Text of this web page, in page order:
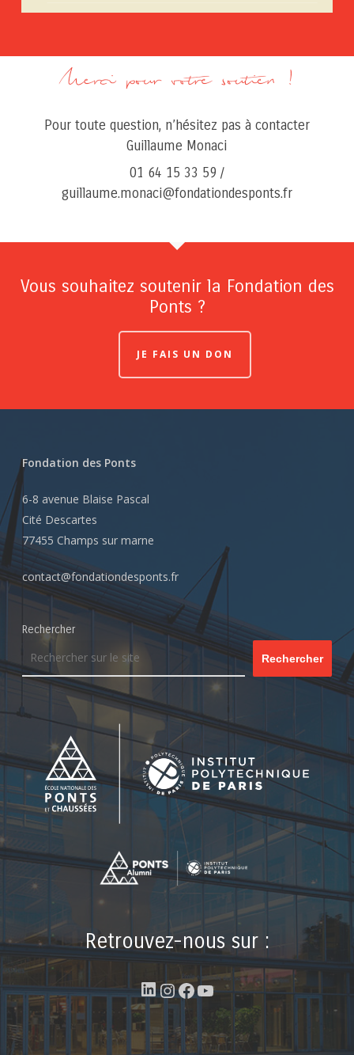
Pour toute question, n’hésitez pas à contacter
Guillaume Monaci
01 64 15 33 59 /
guillaume.monaci@fondationdesponts.fr
Vous souhaitez soutenir la Fondation des
Ponts ?
JE FAIS UN DON
Fondation des Ponts
6-8 avenue Blaise Pascal
Cité Descartes
77455 Champs sur marne
contact@fondationdesponts.fr
Rechercher
Rechercher
Retrouvez-nous sur :
LinkedIn
Instagram
Facebook
YouTube